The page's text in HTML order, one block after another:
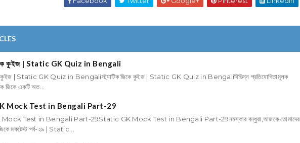
কুইজ | Static GK Quiz in Bengali
কুইজ | Static GK Quiz in Bengaliস্ট্যাটিক জিকে কুইজ | Static GK Quiz in Bengaliবিভিন্ন প্রতিযোগিতামূলক
জিকে একটি অত...
Mock Test in Bengali Part-29
Test in Bengali Part-29Static GK Mock Test in Bengali Part-29নমস্কার বন্ধুরা,আজকে তোমাদের
জিকে মকটেস্ট পর্ব-২৯ | Static...